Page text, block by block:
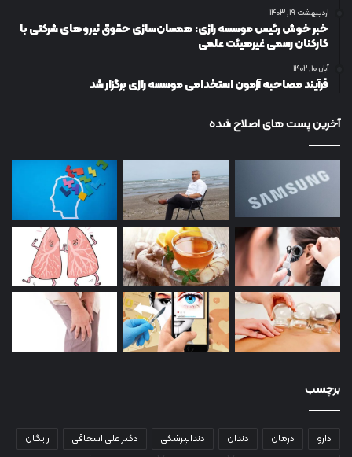
اردیبهشت ۱۹, ۱۴۰۳
خبر خوش رئیس موسسه رازی: همسان‌سازی حقوق نیروهای شرکتی با
کارکنان رسمی غیرهیئت علمی
آبان ۱۰, ۱۴۰۲
فرآیند مصاحبه آزمون استخدامی موسسه رازی برگزار شد
آخرین پست های اصلاح شده
برچسب
دارو درمان دندان دندانپزشکی دکتر علی اسحاقی
رایگان